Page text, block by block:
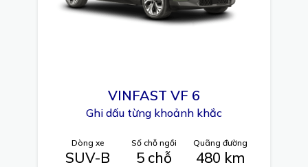
VINFAST VF 6
Ghi dấu từng khoảnh khắc
Dòng xe
SUV-B
Số chỗ ngồi
5 chỗ
Quãng đường
480 km